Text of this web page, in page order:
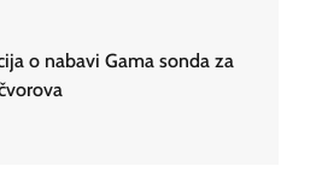
o nabavi Gama sonda za